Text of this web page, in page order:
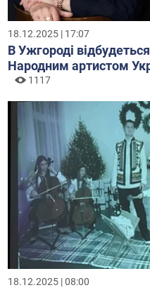
18.12.2025 | 17:07
В Ужгороді
Народним артистом
1117
18.12.2025 | 08:00